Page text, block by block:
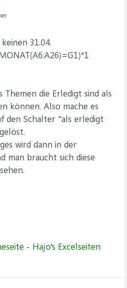
31.04.
Themen die Erledigt sind als
können. Also mache es
den Schalter "als erledigt
wird dann in der
man braucht sich diese
- Hajo's Excelseiten